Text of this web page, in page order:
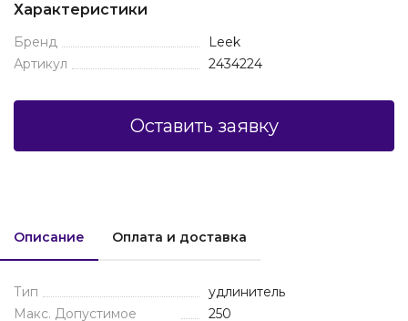
Характеристики
Бренд
Leek
Артикул
2434224
Оставить заявку
Описание Оплата и доставка
Тип
удлинитель
Макс. Допустимое
250